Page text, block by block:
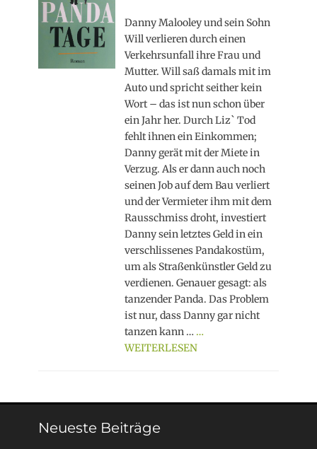
Danny Malooley und sein Sohn
Will verlieren durch einen
Verkehrsunfall ihre Frau und
Mutter. Will saß damals mit im
Auto und spricht seither kein
Wort – das ist nun schon über
ein Jahr her. Durch Liz` Tod
fehlt ihnen ein Einkommen;
Danny gerät mit der Miete in
Verzug. Als er dann auch noch
seinen Job auf dem Bau verliert
und der Vermieter ihm mit dem
Rausschmiss droht, investiert
Danny sein letztes Geld in ein
verschlissenes Pandakostüm,
um als Straßenkünstler Geld zu
verdienen. Genauer gesagt: als
tanzender Panda. Das Problem
ist nur, dass Danny gar nicht
tanzen kann … …
WEITERLESEN
Neueste Beiträge